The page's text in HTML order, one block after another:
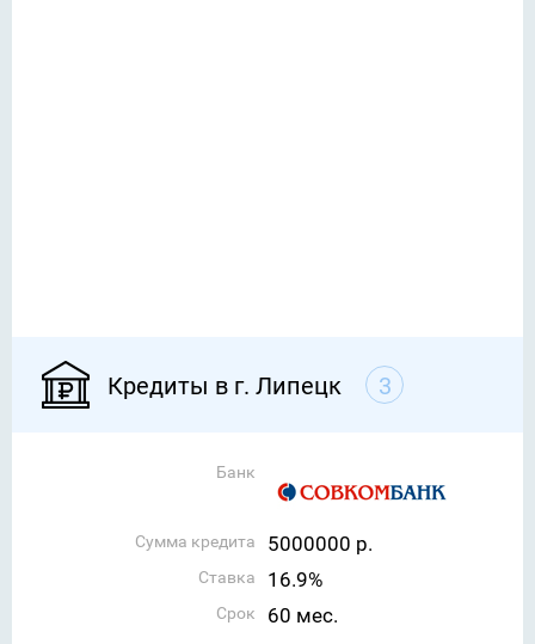
Кредиты в г. Липецк 3
Банк
Сумма кредита 5000000 р.
Ставка 16.9%
Срок 60 мес.